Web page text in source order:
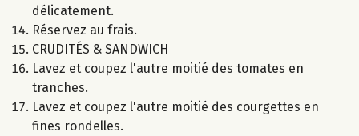
délicatement.
Réservez au frais.
CRUDITÉS & SANDWICH
Lavez et coupez l'autre moitié des tomates en
tranches.
Lavez et coupez l'autre moitié des courgettes en
fines rondelles.